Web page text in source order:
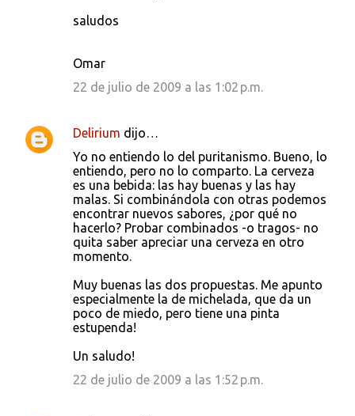
saludos
Omar
22 de julio de 2009 a las 1:02 p.m.
Delirium dijo…
Yo no entiendo lo del puritanismo. Bueno, lo
entiendo, pero no lo comparto. La cerveza
es una bebida: las hay buenas y las hay
malas. Si combinándola con otras podemos
encontrar nuevos sabores, ¿por qué no
hacerlo? Probar combinados -o tragos- no
quita saber apreciar una cerveza en otro
momento.
Muy buenas las dos propuestas. Me apunto
especialmente la de michelada, que da un
poco de miedo, pero tiene una pinta
estupenda!
Un saludo!
22 de julio de 2009 a las 1:52 p.m.